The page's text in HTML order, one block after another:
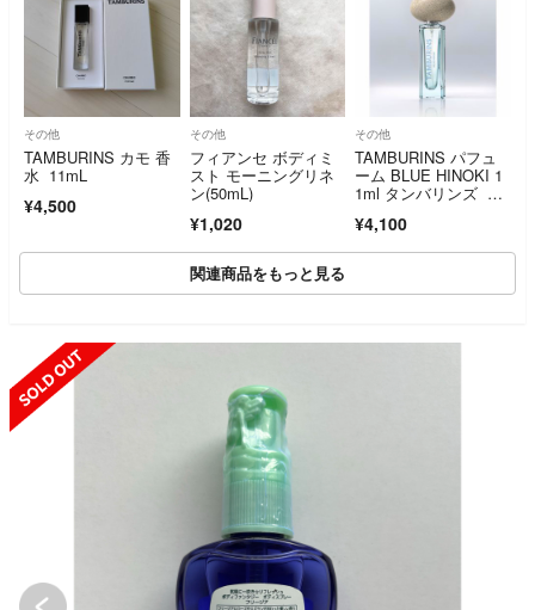
その他
TAMBURINS カモ 香
水 11mL
¥4,500
その他
フィアンセ ボディミ
スト モーニングリネ
ン(50mL)
¥1,020
その他
TAMBURINS パフュ
ーム BLUE HINOKI 1
1ml タンバリンズ ブ
¥4,100
関連商品をもっと見る